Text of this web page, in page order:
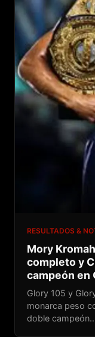
RESULTADOS &
Mory
completo y
campeón en
Glory 105 y
monarca peso
doble